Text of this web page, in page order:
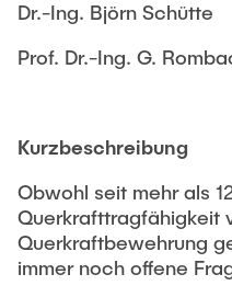
Wissenschaftliche
Versuchstechniker
Harald Finger
Studentische
Rissverhalten von
Segmentbrücken
Beanspruchungen
Dr.-Ing. Björn Schütte
Prof. Dr.-Ing. G.
Kurzbeschreibung
Obwohl seit mehr als
Querkrafttragfähigkeit
Querkraftbewehrung
immer noch offene